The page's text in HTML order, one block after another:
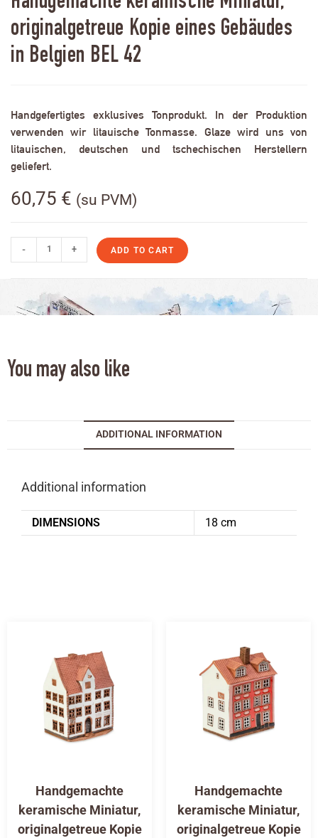
originalgetreue Kopie eines Gebäudes
in Belgien BEL 42
Handgefertigtes exklusives Tonprodukt. In der Produktion
verwenden wir litauische Tonmasse. Glaze wird uns von
litauischen, deutschen und tschechischen Herstellern
geliefert.
60,75 € (su PVM)
- + ADD TO CART
You may also like
ADDITIONAL INFORMATION
Additional information
DIMENSIONS 18 cm
Handgemachte
keramische Miniatur,
originalgetreue Kopie
Handgemachte
keramische Miniatur,
originalgetreue Kopie